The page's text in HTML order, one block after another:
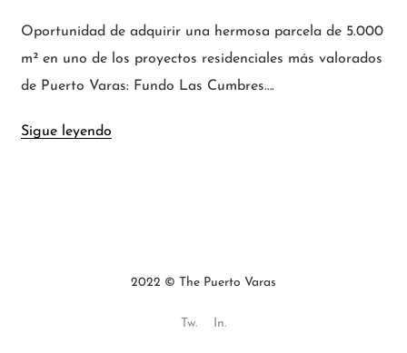
Oportunidad de adquirir una hermosa parcela de 5.000
m² en uno de los proyectos residenciales más valorados
de Puerto Varas: Fundo Las Cumbres….
Sigue leyendo
2022 © The Puerto Varas
Tw. In.